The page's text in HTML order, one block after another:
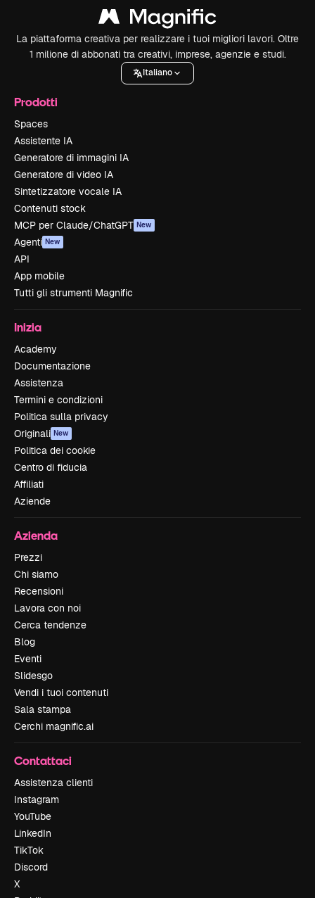
La piattaforma creativa per realizzare i tuoi migliori lavori. Oltre
1 milione di abbonati tra creativi, imprese, agenzie e studi.
Italiano
Prodotti
Spaces
Assistente IA
Generatore di immagini IA
Generatore di video IA
Sintetizzatore vocale IA
Contenuti stock
MCP per Claude/ChatGPT New
Agenti New
API
App mobile
Tutti gli strumenti Magnific
Inizia
Academy
Documentazione
Assistenza
Termini e condizioni
Politica sulla privacy
Originali New
Politica dei cookie
Centro di fiducia
Affiliati
Aziende
Azienda
Prezzi
Chi siamo
Recensioni
Lavora con noi
Cerca tendenze
Blog
Eventi
Slidesgo
Vendi i tuoi contenuti
Sala stampa
Cerchi magnific.ai
Contattaci
Assistenza clienti
Instagram
YouTube
LinkedIn
TikTok
Discord
X